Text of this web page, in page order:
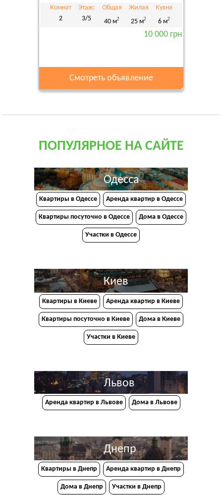
Комнат
2
Этаж:
3/5
Общая
40 м2
Жилая
25 м2
Кухня
6 м2
10 000 грн
Смотреть обьявление
ПОПУЛЯРНОЕ НА САЙТЕ
Одесса
Квартиры в Одессе Аренда квартир в Одессе
Квартиры посуточно в Одессе Дома в Одессе
Участки в Одессе
Киев
Квартиры в Киеве Аренда квартир в Киеве
Квартиры посуточно в Киеве Дома в Киеве
Участки в Киеве
Львов
Аренда квартир в Львове Дома в Львове
Днепр
Квартиры в Днепр Аренда квартир в Днепр
Дома в Днепр Участки в Днепр